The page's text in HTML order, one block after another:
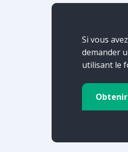
Si vous
demander
utilisant le